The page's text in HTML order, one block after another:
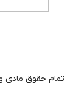
تمام حقوق مادی